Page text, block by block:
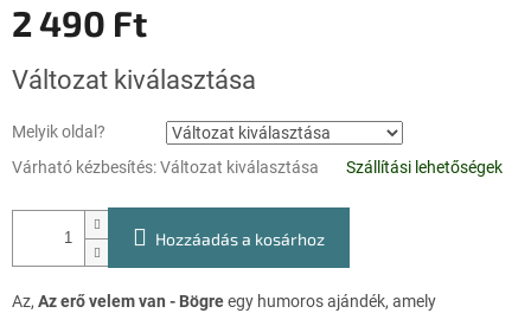
2 490 Ft
Változat kiválasztása
Melyik oldal?
Várható kézbesítés:Változat kiválasztása Szállítási lehetőségek
Hozzáadás a kosárhoz
Az, Az erő velem van - Bögreegy humoros ajándék, amely